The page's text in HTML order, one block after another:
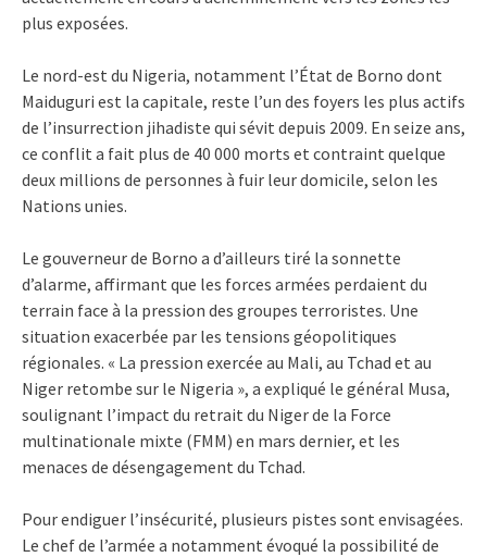
plus exposées.
Le nord-est du Nigeria, notamment l’État de Borno dont
Maiduguri est la capitale, reste l’un des foyers les plus actifs
de l’insurrection jihadiste qui sévit depuis 2009. En seize ans,
ce conflit a fait plus de 40 000 morts et contraint quelque
deux millions de personnes à fuir leur domicile, selon les
Nations unies.
Le gouverneur de Borno a d’ailleurs tiré la sonnette
d’alarme, affirmant que les forces armées perdaient du
terrain face à la pression des groupes terroristes. Une
situation exacerbée par les tensions géopolitiques
régionales. « La pression exercée au Mali, au Tchad et au
Niger retombe sur le Nigeria », a expliqué le général Musa,
soulignant l’impact du retrait du Niger de la Force
multinationale mixte (FMM) en mars dernier, et les
menaces de désengagement du Tchad.
Pour endiguer l’insécurité, plusieurs pistes sont envisagées.
Le chef de l’armée a notamment évoqué la possibilité de